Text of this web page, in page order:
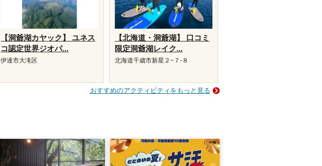
【洞爺湖カヤック】 ユネス
コ認定世界ジオパ...
伊達市大滝区
【北海道・洞爺湖】 口コミ
限定洞爺湖レイク...
北海道千歳市新星２−７-８
おすすめのアクティビティをもっと見る